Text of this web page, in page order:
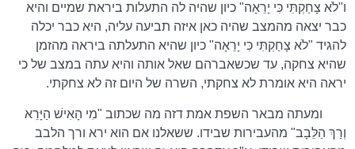
ו"לֹא צָחַקְתִּי כִּי יָרֵאָה" כיון שהיה לה התעלות ביראת שמיים והיא
כבר יצאה מהמצב שהיה כאן איזה תביעה עליה, היא כבר יכלה
להגיד "לֹא צָחַקְתִּי כִּי יָרֵאָה" כיון שהיא התעלתה ביראה מהזמן
שהיא צחקה, עד שכשאברהם שאל אותה והיא עתה במצב של כי
יראה היא אומרת לא צחקתי, השרה של היום זה לא צחקתי.
ומעתה מבאר השפת אמת דזה מה שכתוב "מִי הָאִישׁ הַיָּרֵא
וְרַךְ הַלֵּבָב" מהעבירות שבידו. ששאלנו אם הוא ירא ורך הלבב